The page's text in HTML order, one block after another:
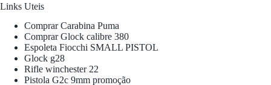
Links Uteis
Comprar Carabina Puma
Comprar Glock calibre 380
Espoleta Fiocchi SMALL PISTOL
Glock g28
Rifle winchester 22
Pistola G2c 9mm promoção